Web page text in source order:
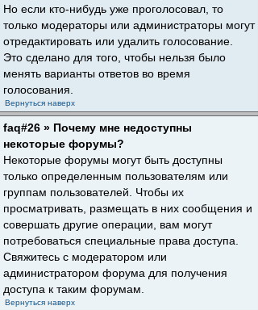
Но если кто-нибудь уже проголосовал, то
только модераторы или администраторы могут
отредактировать или удалить голосование.
Это сделано для того, чтобы нельзя было
менять варианты ответов во время
голосования.
Вернуться наверх
faq#26 » Почему мне недоступны
некоторые форумы?
Некоторые форумы могут быть доступны
только определенным пользователям или
группам пользователей. Чтобы их
просматривать, размещать в них сообщения и
совершать другие операции, вам могут
потребоваться специальные права доступа.
Свяжитесь с модератором или
администратором форума для получения
доступа к таким форумам.
Вернуться наверх